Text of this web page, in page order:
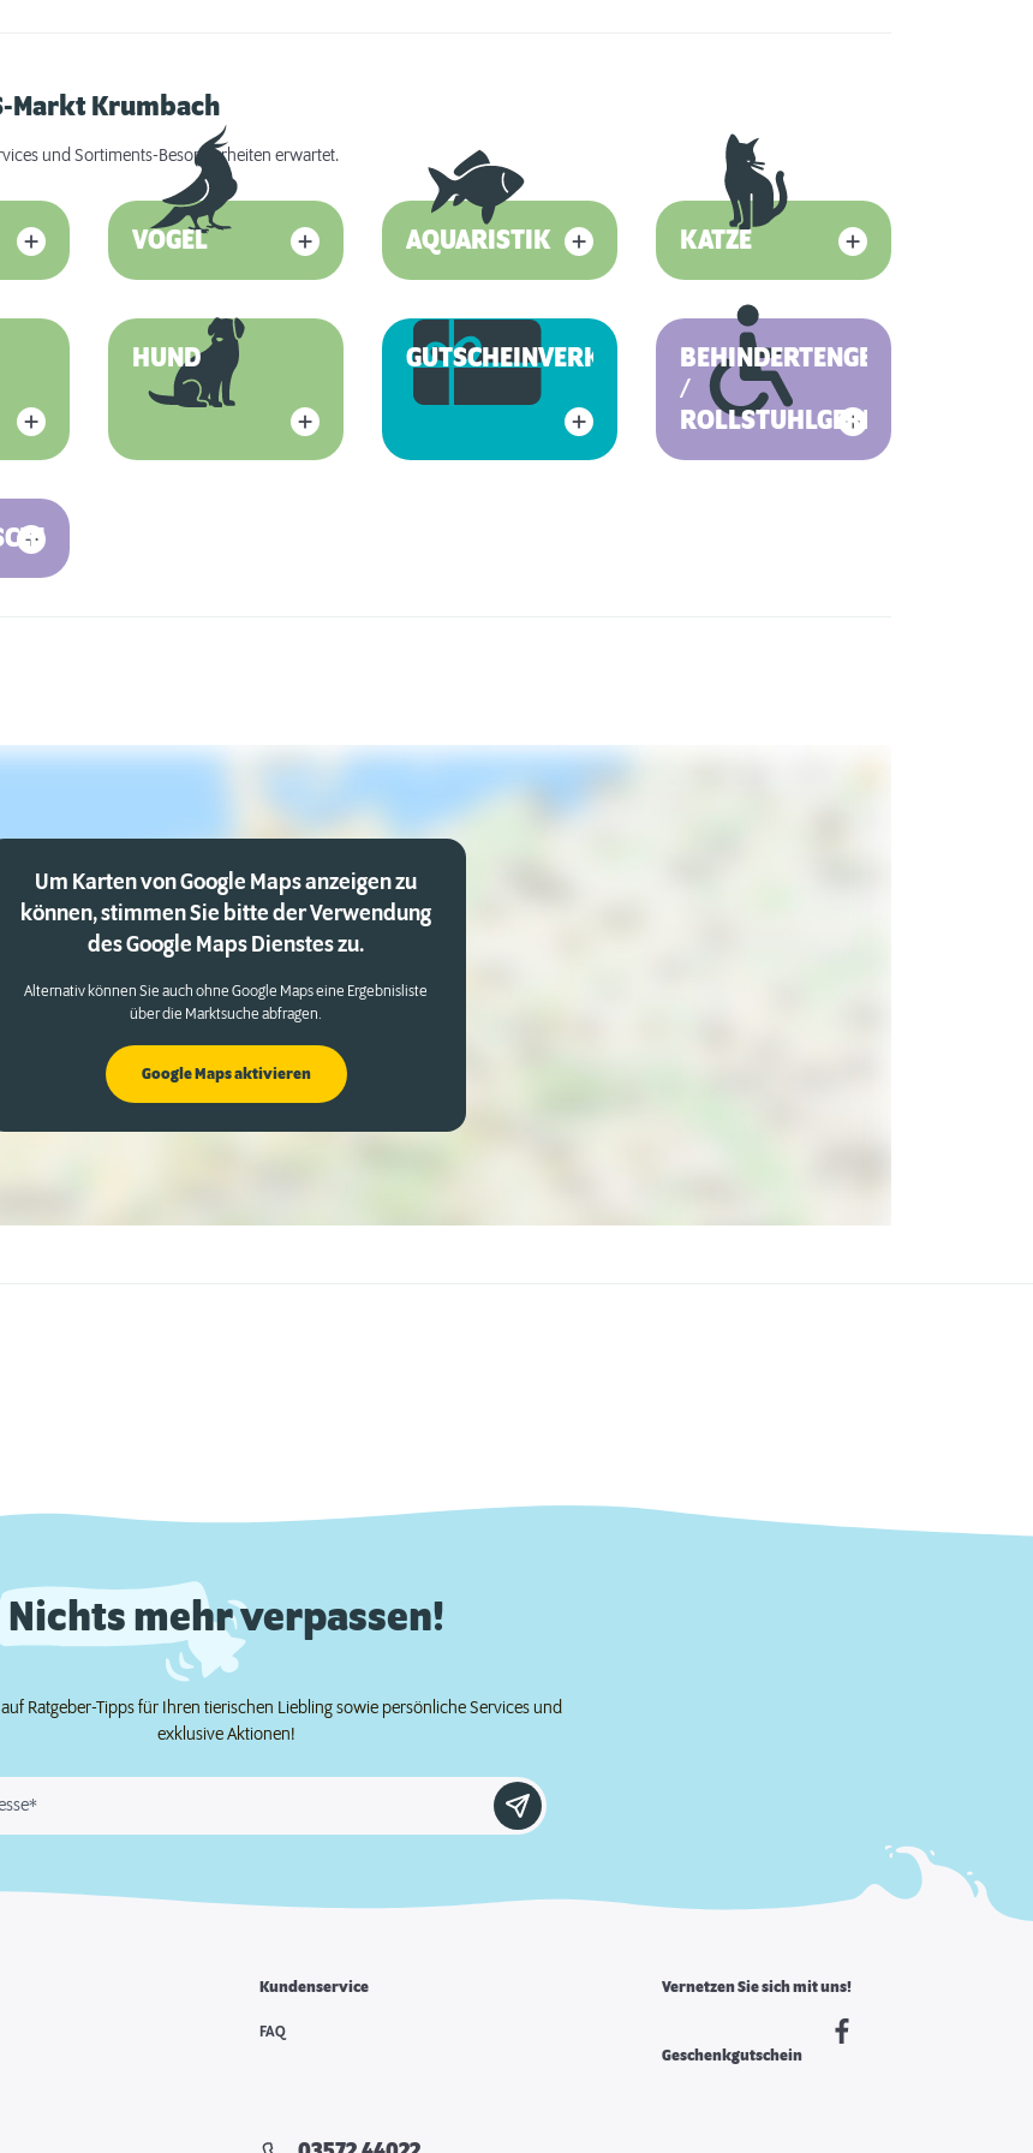
Markt Krumbach
und Sortiments-Besonderheiten erwartet.
VOGEL AQUARISTIK KATZE
HUND GUTSCHEINVERKAUF
BEHINDERTENGERECHT
/
ROLLSTUHLGERECHT
Um Karten von Google Maps anzeigen zu
können, stimmen Sie bitte der Verwendung
des Google Maps Dienstes zu.
Alternativ können Sie auch ohne Google Maps eine Ergebnisliste
über die Marktsuche abfragen.
Google Maps aktivieren
Nichts mehr verpassen!
auf Ratgeber-Tipps für Ihren tierischen Liebling sowie persönliche Services und
exklusive Aktionen!
Kundenservice
FAQ
Vernetzen Sie sich mit uns!
Geschenkgutschein